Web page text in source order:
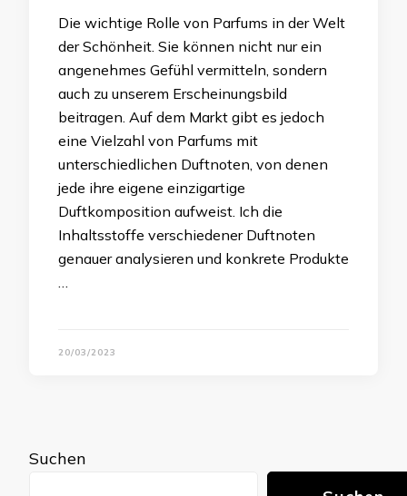
Die wichtige Rolle von Parfums in der Welt
der Schönheit. Sie können nicht nur ein
angenehmes Gefühl vermitteln, sondern
auch zu unserem Erscheinungsbild
beitragen. Auf dem Markt gibt es jedoch
eine Vielzahl von Parfums mit
unterschiedlichen Duftnoten, von denen
jede ihre eigene einzigartige
Duftkomposition aufweist. Ich die
Inhaltsstoffe verschiedener Duftnoten
genauer analysieren und konkrete Produkte
…
20/03/2023
Suchen